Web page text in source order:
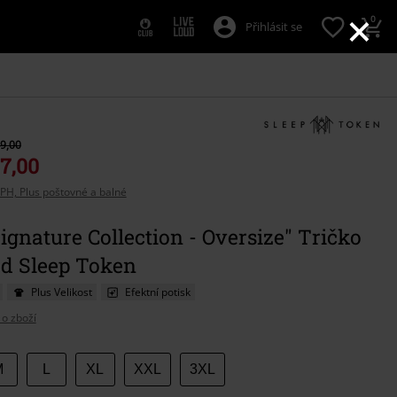
×
Přihlásit se 0
Plus poštovné a balné
Collection - Oversize" Tričko
Sleep Token
Plus Velikost
Efektní potisk
zboží
XL XXL 3XL